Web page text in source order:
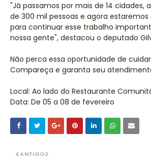
"Já passamos por mais de 14 cidades,
de 300 mil pessoas e agora estaremos
para continuar esse trabalho
nossa gente", destacou o deputado
Não perca essa oportunidade de
Compareça e garanta seu
Local: Ao lado do Restaurante
Data: De 05 a 08 de fevereiro
ANTIGOS